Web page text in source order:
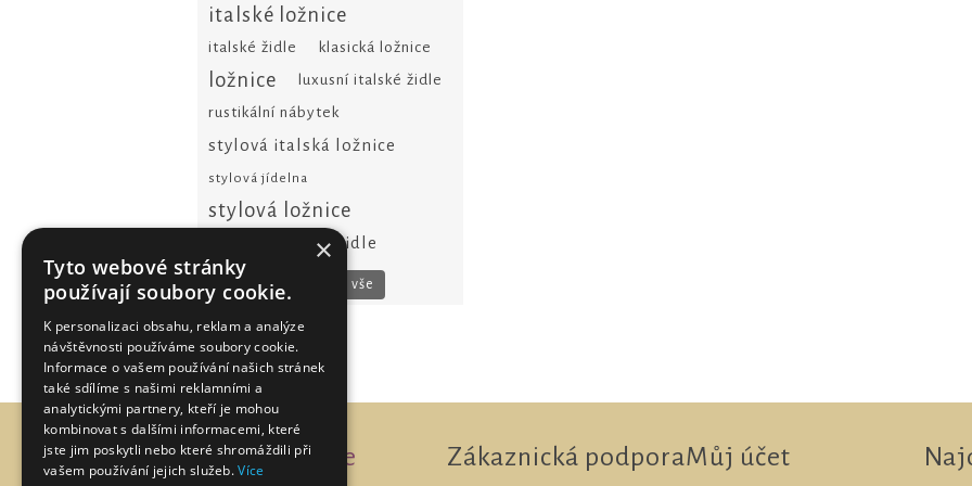
italské ložnice
italské židle klasická ložnice
ložnice
luxusní italské židle
rustikální nábytek
stylová italská ložnice
stylová jídelna
stylová ložnice
židle
Zobrazit vše
Informace Zákaznická podporaMůj účet
×
Tyto webové stránky
používají soubory cookie.
K personalizaci obsahu, reklam a analýze
návštěvnosti používáme soubory cookie.
Informace o vašem používání našich stránek
také sdílíme s našimi reklamními a
analytickými partnery, kteří je mohou
kombinovat s dalšími informacemi, které
jste jim poskytli nebo které shromáždili při
vašem používání jejich služeb.Více